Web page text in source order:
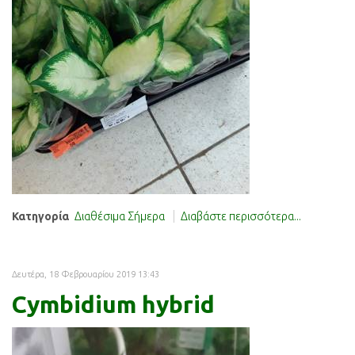
Κατηγορία Διαθέσιμα Σήμερα Διαβάστε περισσότερα...
Δευτέρα, 18 Φεβρουαρίου 2019 13:43
Cymbidium hybrid